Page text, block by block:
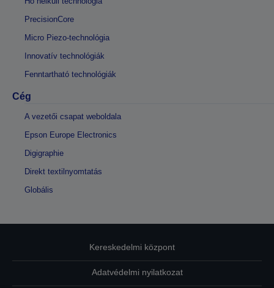
PrecisionCore
Micro Piezo-technológia
Innovatív technológiák
Fenntartható technológiák
Cég
A vezetői csapat weboldala
Epson Europe Electronics
Digigraphie
Direkt textilnyomtatás
Globális
Kereskedelmi központ
Adatvédelmi nyilatkozat